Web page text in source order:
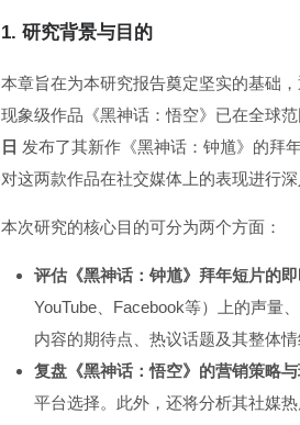
1. 研究背景与目的
本章旨在为本研究报告奠定坚实的基础
现象级作品《黑神话：悟空》已在全球
日 发布了其新作《黑神话：钟馗》的拜
对这两款作品在社交媒体上的表现进行
本次研究的核心目的可分为两个方面：
评估《黑神话：钟馗》拜年短片的即
YouTube、Facebook等）上的声量
内容的期待点、热议话题及其整体情
复盘《黑神话：悟空》的营销策略与
平台选择。此外，还将分析其社媒